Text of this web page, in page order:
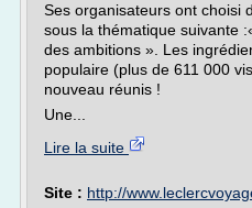
Ses organisateurs ont choisi
sous la thématique suivante
des ambitions ». Les
populaire (plus de 611 000
nouveau réunis !
Une...
Lire la suite
Site : http://